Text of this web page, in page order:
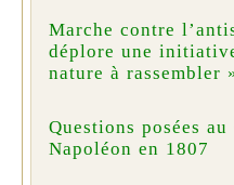
Marche contre
déplore une
nature à rassembler
Questions posées
Napoléon en 1807